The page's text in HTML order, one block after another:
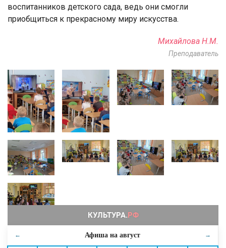
← Афиша на август →
воспитанников детского сада, ведь они смогли
приобщиться к прекрасному миру искусства.
Михайлова Н.М.
Преподаватель